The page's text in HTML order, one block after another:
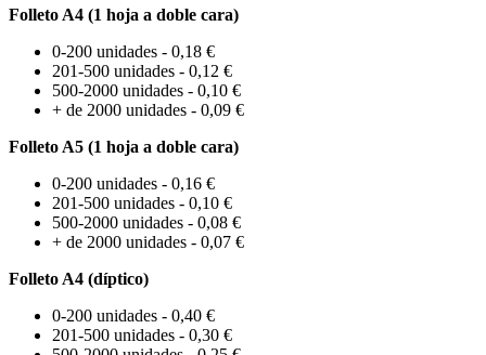
Folleto A4 (1 hoja a doble cara)
0-200 unidades - 0,18 €
201-500 unidades - 0,12 €
500-2000 unidades - 0,10 €
+ de 2000 unidades - 0,09 €
Folleto A5 (1 hoja a doble cara)
0-200 unidades - 0,16 €
201-500 unidades - 0,10 €
500-2000 unidades - 0,08 €
+ de 2000 unidades - 0,07 €
Folleto A4 (díptico)
0-200 unidades - 0,40 €
201-500 unidades - 0,30 €